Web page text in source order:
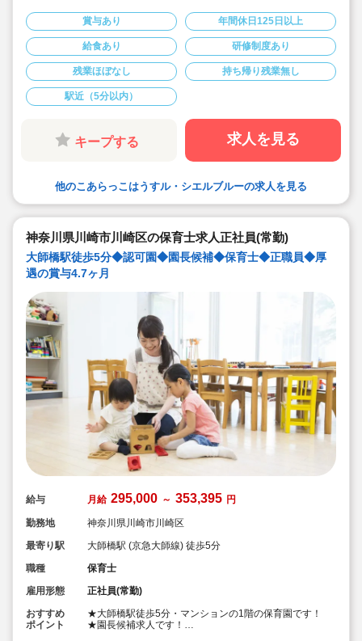
◆季節の行事を体験しながら、お友達との関わり、身近
な動物を愛する心を大切にしています。
◆書類持ち帰り業務なし！日案・月案・年間計画はコド
モンを利用して行います。PCは文字入力できれば問題な
いです◎
◆子どもたちが自己肯定感を高められるような働き掛け
を意識して行っております♪
◆形にとらわれない自由な発想でひとりひとりの個性を
伸ばすことを大切にしています。
◆会社内で育児休業取得実績あり！
◆キララサポートではお仕事探しから内定まで無料でサ
ポートします★
賞与あり 年間休日125日以上
給食あり 研修制度あり
残業ほぼなし 持ち帰り残業無し
駅近（5分以内）
キープする 求人を見る
他のこあらっこはうすル・シエルブルーの求人を見る
神奈川県川崎市川崎区の保育士求人正社員(常勤)
大師橋駅徒歩5分◆認可園◆園長候補◆保育士◆正職員◆厚
遇の賞与4.7ヶ月
給与 月給 295,000 ～ 353,395 円
勤務地
神奈川県川崎市川崎区
最寄り駅
大師橋駅 (京急大師線) 徒歩5分
職種
保育士
雇用形態
正社員(常勤)
おすすめ
ポイント
★大師橋駅徒歩5分・マンションの1階の保育園です！
★園長候補求人です！